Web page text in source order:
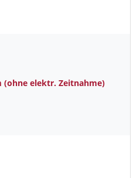
(ohne elektr. Zeitnahme)